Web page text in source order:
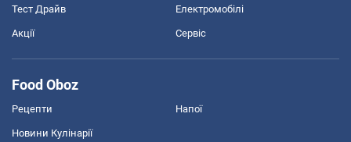
Тест Драйв Електромобілі
Акції Сервіс
Food Oboz
Рецепти Напої
Новини Кулінарії